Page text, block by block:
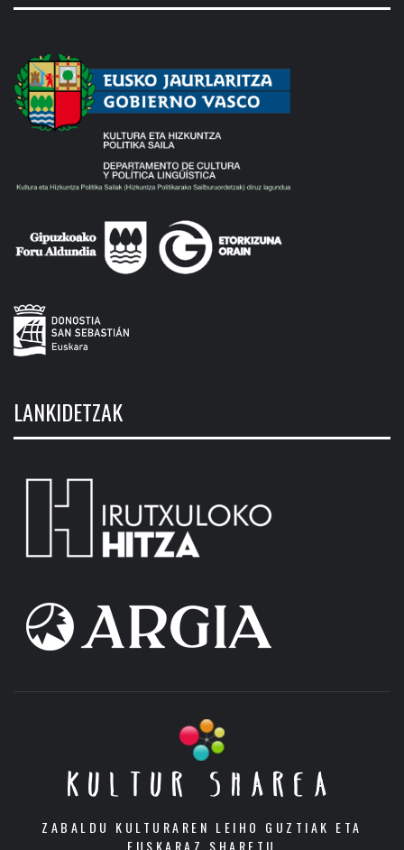
LANKIDETZAK
KULTUR SHAREA
ZABALDU KULTURAREN LEIHO GUZTIAK ETA
EUSKARAZ SHARETU